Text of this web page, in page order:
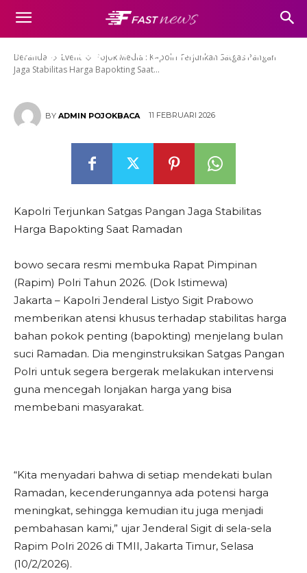
Beranda Event
Pojok Media : Kapolri Terjunkan Satgas Pangan
Jaga Stabilitas Harga Bapokting Saat...
Pojok Media : Kapolri Terjunkan
Satgas Pangan Jaga Stabilitas
Harga Bapokting Saat Ramadan
BY ADMIN POJOKBACA 11 FEBRUARI 2026
Kapolri Terjunkan Satgas Pangan Jaga Stabilitas
Harga Bapokting Saat Ramadan
bowo secara resmi membuka Rapat Pimpinan
(Rapim) Polri Tahun 2026. (Dok Istimewa)
Jakarta – Kapolri Jenderal Listyo Sigit Prabowo
memberikan atensi khusus terhadap stabilitas harga
bahan pokok penting (bapokting) menjelang bulan
suci Ramadan. Dia menginstruksikan Satgas Pangan
Polri untuk segera bergerak melakukan intervensi
guna mencegah lonjakan harga yang bisa
membebani masyarakat.
“Kita menyadari bahwa di setiap mendekati bulan
Ramadan, kecenderungannya ada potensi harga
meningkat, sehingga kemudian itu juga menjadi
pembahasan kami,” ujar Jenderal Sigit di sela-sela
Rapim Polri 2026 di TMII, Jakarta Timur, Selasa
(10/2/2026).